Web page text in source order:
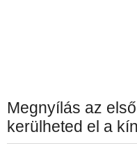
Megnyílás az
kerülheted el a